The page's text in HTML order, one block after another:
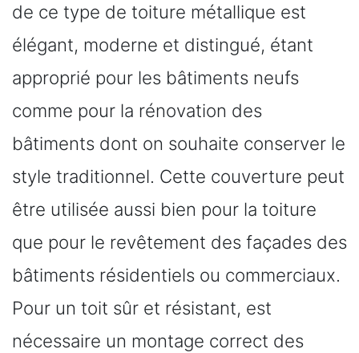
de ce type de toiture métallique est
élégant, moderne et distingué, étant
approprié pour les bâtiments neufs
comme pour la rénovation des
bâtiments dont on souhaite conserver le
style traditionnel. Cette couverture peut
être utilisée aussi bien pour la toiture
que pour le revêtement des façades des
bâtiments résidentiels ou commerciaux.
Pour un toit sûr et résistant, est
nécessaire un montage correct des